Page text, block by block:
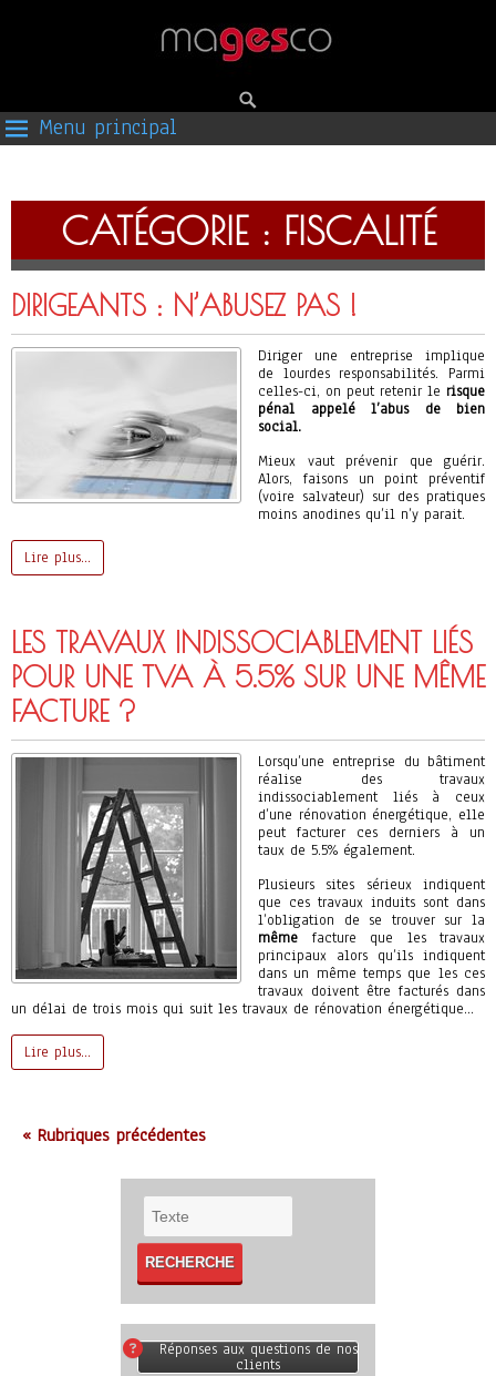
Menu principal
CATÉGORIE : FISCALITÉ
DIRIGEANTS : N’ABUSEZ PAS !
Diriger une entreprise implique
de lourdes responsabilités. Parmi
celles-ci, on peut retenir le risque
pénal appelé l’abus de bien
social.
Mieux vaut prévenir que guérir.
Alors, faisons un point préventif
(voire salvateur) sur des pratiques
moins anodines qu’il n’y parait.
Lire plus…
LES TRAVAUX INDISSOCIABLEMENT LIÉS
POUR UNE TVA À 5.5% SUR UNE MÊME
FACTURE ?
Lorsqu’une entreprise du bâtiment
réalise des travaux
indissociablement liés à ceux
d’une rénovation énergétique, elle
peut facturer ces derniers à un
taux de 5.5% également.
Plusieurs sites sérieux indiquent
que ces travaux induits sont dans
l’obligation de se trouver sur la
même facture que les travaux
principaux alors qu’ils indiquent
dans un même temps que les ces
travaux doivent être facturés dans
un délai de trois mois qui suit les travaux de rénovation énergétique…
Lire plus…
« Rubriques précédentes
Réponses aux questions de nos
clients